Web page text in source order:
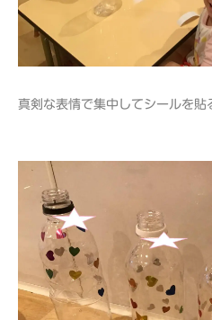
真剣な表情で集中してシールを貼